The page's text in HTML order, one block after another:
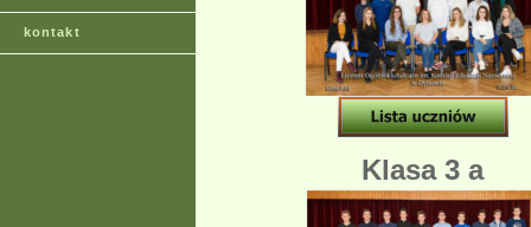
kontakt
Klasa 3 a